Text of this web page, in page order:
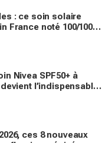
: ce soin solaire
France noté 100/100
Nivea SPF50+ à
l’indispensable
ces 8 nouveaux